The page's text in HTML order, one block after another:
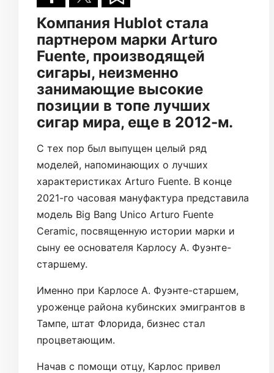
Компания Hublot стала
партнером марки Arturo
Fuente, производящей
сигары, неизменно
занимающие высокие
позиции в топе лучших
сигар мира, еще в 2012-м.
С тех пор был выпущен целый ряд
моделей, напоминающих о лучших
характеристиках Arturo Fuente. В конце
2021-го часовая мануфактура представила
модель Big Bang Unico Arturo Fuente
Ceramic, посвященную истории марки и
сыну ее основателя Карлосу А. Фуэнте-
старшему.
Именно при Карлосе А. Фуэнте-старшем,
уроженце района кубинских эмигрантов в
Тампе, штат Флорида, бизнес стал
процветающим.
Начав с помощи отцу, Карлос привел